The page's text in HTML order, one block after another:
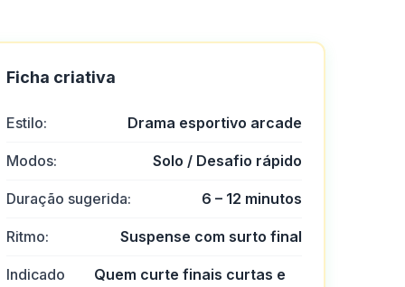
Ficha criativa
Estilo: Drama esportivo arcade
Modos: Solo / Desafio rápido
Duração sugerida: 6 – 12 minutos
Ritmo: Suspense com surto final
Indicado
Quem curte finais curtas e